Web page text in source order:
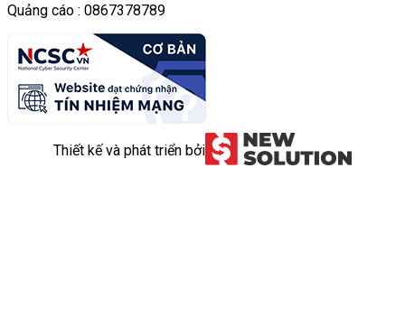
Quảng cáo : 0867378789
Thiết kế và phát triển bởi